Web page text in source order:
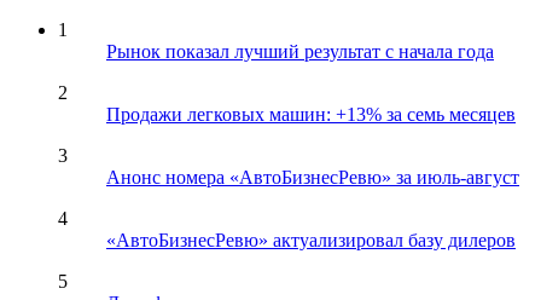
1
Рынок показал лучший результат с начала года
2
Продажи легковых машин: +13% за семь месяцев
3
Анонс номера «АвтоБизнесРевю» за июль-август
4
«АвтоБизнесРевю» актуализировал базу дилеров
5